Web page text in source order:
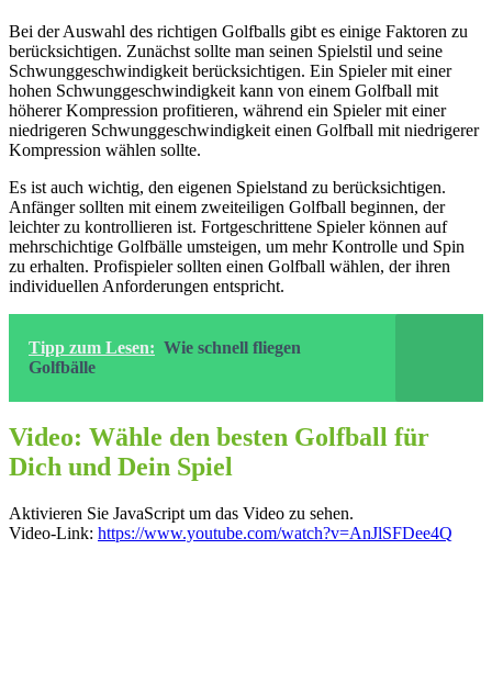
Bei der Auswahl des richtigen Golfballs gibt es einige Faktoren zu
berücksichtigen. Zunächst sollte man seinen Spielstil und seine
Schwunggeschwindigkeit berücksichtigen. Ein Spieler mit einer
hohen Schwunggeschwindigkeit kann von einem Golfball mit
höherer Kompression profitieren, während ein Spieler mit einer
niedrigeren Schwunggeschwindigkeit einen Golfball mit niedrigerer
Kompression wählen sollte.
Es ist auch wichtig, den eigenen Spielstand zu berücksichtigen.
Anfänger sollten mit einem zweiteiligen Golfball beginnen, der
leichter zu kontrollieren ist. Fortgeschrittene Spieler können auf
mehrschichtige Golfbälle umsteigen, um mehr Kontrolle und Spin
zu erhalten. Profispieler sollten einen Golfball wählen, der ihren
individuellen Anforderungen entspricht.
Tipp zum Lesen: Wie schnell fliegen
Golfbälle
Video: Wähle den besten Golfball für
Dich und Dein Spiel
Aktivieren Sie JavaScript um das Video zu sehen.
Video-Link: https://www.youtube.com/watch?v=AnJlSFDee4Q